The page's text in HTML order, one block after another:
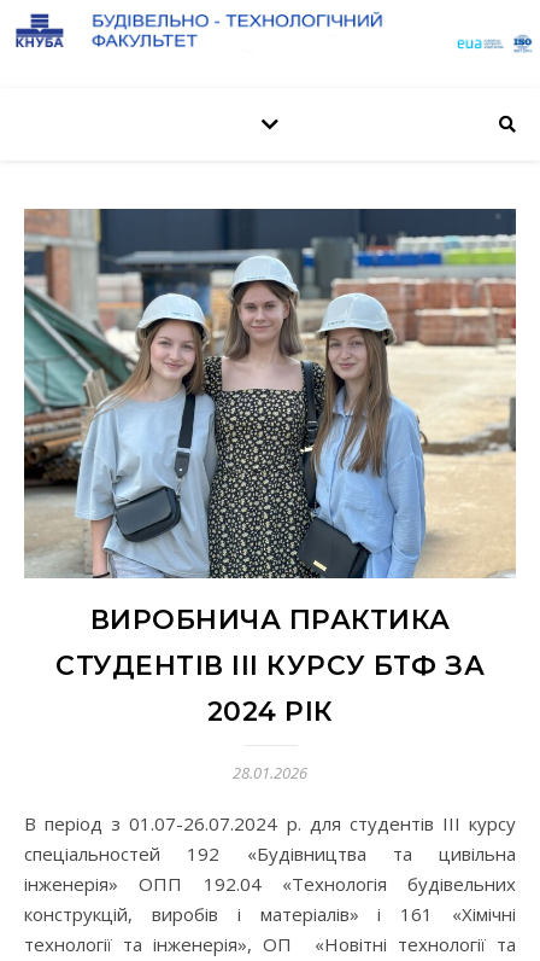
ВИРОБНИЧА ПРАКТИКА
СТУДЕНТІВ ІІІ КУРСУ БТФ ЗА
2024 РІК
28.01.2026
В період з 01.07-26.07.2024 р. для студентів ІІІ курсу
спеціальностей 192 «Будівництва та цивільна
інженерія» ОПП 192.04 «Технологія будівельних
конструкцій, виробів і матеріалів» і 161 «Хімічні
технології та інженерія», ОП «Новітні технології та